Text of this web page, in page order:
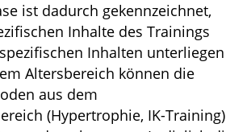
ist dadurch gekennzeichnet,
Inhalte des Trainings
Inhalten unterliegen
Altersbereich können die
aus dem
(Hypertrophie, IK-Training)